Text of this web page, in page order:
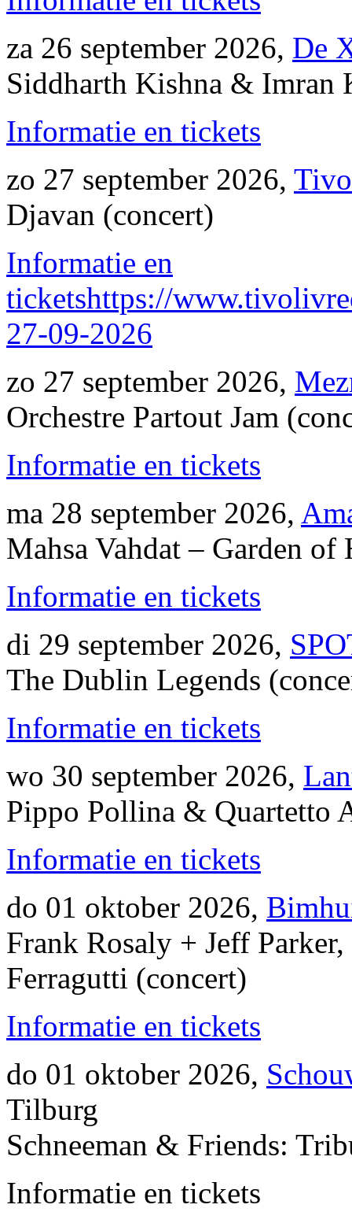
za 26 september 2026, De
Siddharth Kishna & Imran
Informatie en tickets
zo 27 september 2026,
Djavan (concert)
Informatie en
ticketshttps://
27-09-2026
zo 27 september 2026,
Orchestre Partout Jam
Informatie en tickets
ma 28 september 2026,
Mahsa Vahdat – Garden of
Informatie en tickets
di 29 september 2026,
The Dublin Legends
Informatie en tickets
wo 30 september 2026,
Pippo Pollina & Quartetto
Informatie en tickets
do 01 oktober 2026,
Frank Rosaly + Jeff
Ferragutti (concert)
Informatie en tickets
do 01 oktober 2026,
Tilburg
Schneeman & Friends:
Informatie en tickets